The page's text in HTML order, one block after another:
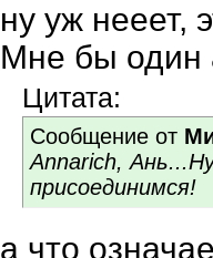
ну уж нееет,
Мне бы один
Цитата:
Сообщение от
Annarich,
присоединимся!
а что